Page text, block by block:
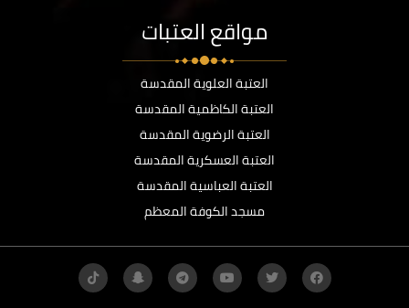
مواقع العتبات
العتبة العلوية المقدسة
العتبة الكاظمية المقدسة
العتبة الرضوية المقدسة
العتبة العسكرية المقدسة
العتبة العباسية المقدسة
مسجد الكوفة المعظم